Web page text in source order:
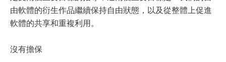
由軟體的衍生作品繼續保持自由狀態，以及從整體上促進
軟體的共享和重複利用。
沒有擔保